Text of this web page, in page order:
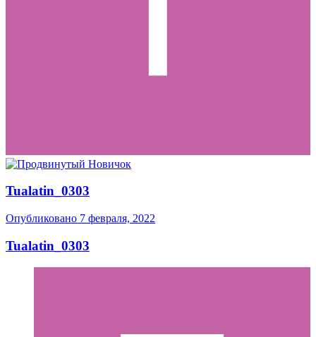
Tualatin_0303
Опубликовано 7 февраля, 2022
Tualatin_0303